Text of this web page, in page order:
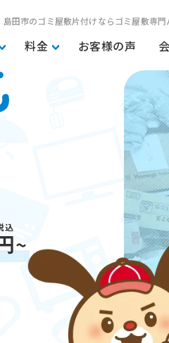
島田市のゴミ屋敷片付けならゴミ屋敷専門
料金 お客様の声